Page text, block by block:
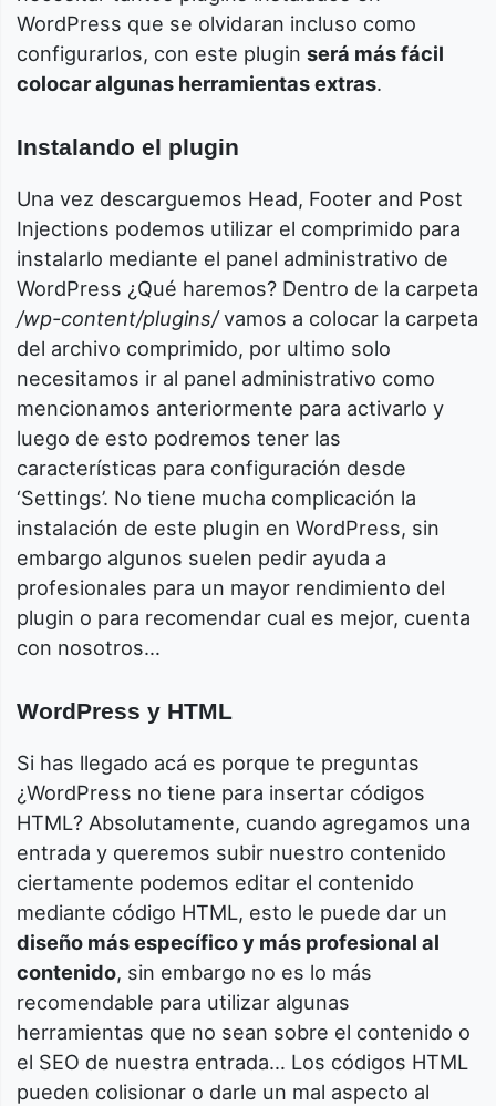
WordPress que se olvidaran incluso como
configurarlos, con este plugin será más fácil
colocar algunas herramientas extras.
Instalando el plugin
Una vez descarguemos Head, Footer and Post
Injections podemos utilizar el comprimido para
instalarlo mediante el panel administrativo de
WordPress ¿Qué haremos? Dentro de la carpeta
/wp-content/plugins/vamos a colocar la carpeta
del archivo comprimido, por ultimo solo
necesitamos ir al panel administrativo como
mencionamos anteriormente para activarlo y
luego de esto podremos tener las
características para configuración desde
‘Settings’. No tiene mucha complicación la
instalación de este plugin en WordPress, sin
embargo algunos suelen pedir ayuda a
profesionales para un mayor rendimiento del
plugin o para recomendar cual es mejor, cuenta
con nosotros…
WordPress y HTML
Si has llegado acá es porque te preguntas
¿WordPress no tiene para insertar códigos
HTML? Absolutamente, cuando agregamos una
entrada y queremos subir nuestro contenido
ciertamente podemos editar el contenido
mediante código HTML, esto le puede dar un
diseño más específico y más profesional al
contenido, sin embargo no es lo más
recomendable para utilizar algunas
herramientas que no sean sobre el contenido o
el SEO de nuestra entrada… Los códigos HTML
pueden colisionar o darle un mal aspecto al